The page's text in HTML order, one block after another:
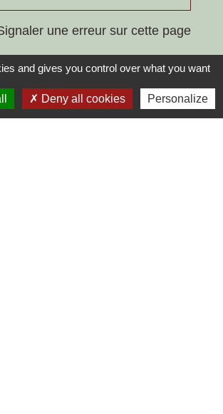
une erreur sur cette page
and gives you control over what you want
Deny all cookies Personalize